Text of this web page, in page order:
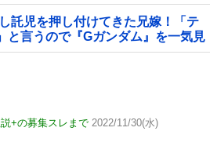
託児を押し付けてきた兄嫁！「テ
と言うので『Gガンダム』を一気見
度の中二病を発症して家で大暴
+の募集スレまで 2022/11/30(水)